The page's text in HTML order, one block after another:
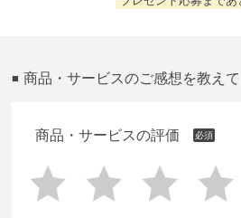
■ 商品・サービスのご感想を教え
商品・サービスの評価